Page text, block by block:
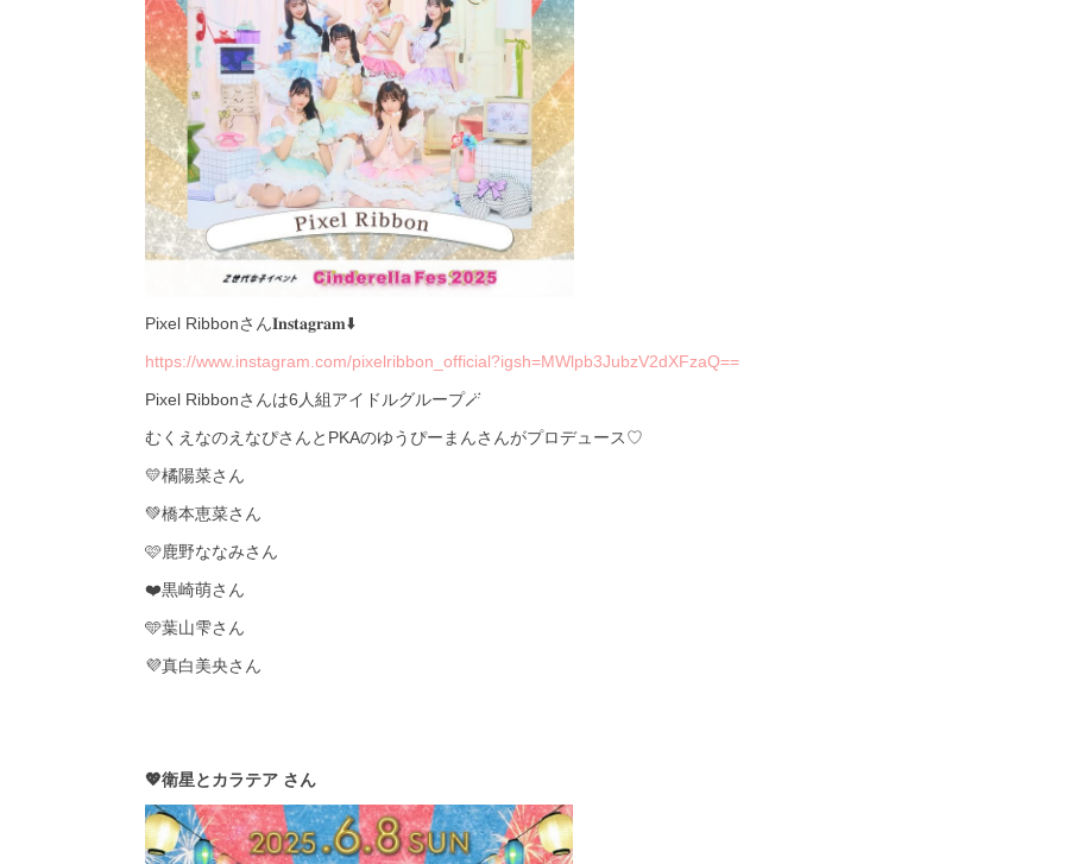
Pixel Ribbonさん𝐈𝐧𝐬𝐭𝐚𝐠𝐫𝐚𝐦⬇️
https://www.instagram.com/pixelribbon_official?igsh=MWlpb3JubzV2dXFzaQ==
Pixel Ribbonさんは6人組アイドルグループ🪄
むくえなのえなぴさんとPKAのゆうぴーまんさんがプロデュース♡
💛橘陽菜さん
‪💚橋本恵菜さん
🩷鹿野ななみさん
❤️黒崎萌さん
🩵葉山雫さん
💜真白美央さん
💖衛星とカラテア さん